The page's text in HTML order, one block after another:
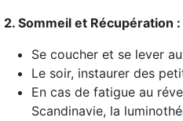
2. Sommeil et Récupération
Se coucher et se lever
Le soir, instaurer des
En cas de fatigue au
Scandinavie, la